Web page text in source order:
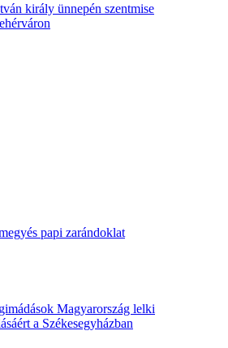
király ünnepén szentmise
papi zarándoklat
Magyarország lelki
a Székesegyházban